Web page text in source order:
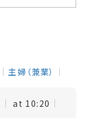
主婦（兼業）
at 10:20